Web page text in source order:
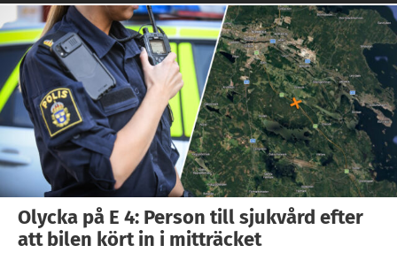
Olycka på E 4: Person till sjukvård efter
att bilen kört in i mitträcket